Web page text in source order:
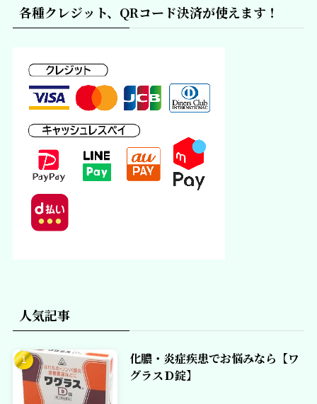
各種クレジット、QRコード決済が使えます！
人気記事
化膿・炎症疾患でお悩みなら【ワ
グラスＤ錠】